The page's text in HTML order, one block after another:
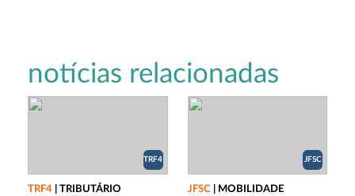
notícias relacionadas
TRF4
TRF4 TRIBUTÁRIO
JFSC
JFSC| MOBILIDADE